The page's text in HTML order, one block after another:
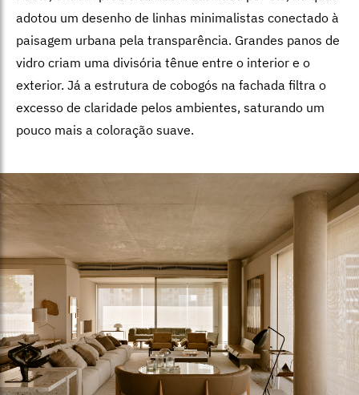
adotou um desenho de linhas minimalistas conectado à
paisagem ur­bana pela transparência. Grandes panos de
vidro criam uma divisória tênue entre o interior e o
exterior. Já a estrutura de cobogós na fachada filtra o
excesso de claridade pelos ambientes, saturando um
pouco mais a coloração suave.